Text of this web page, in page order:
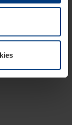
alle andere
Uw
uitleg van de